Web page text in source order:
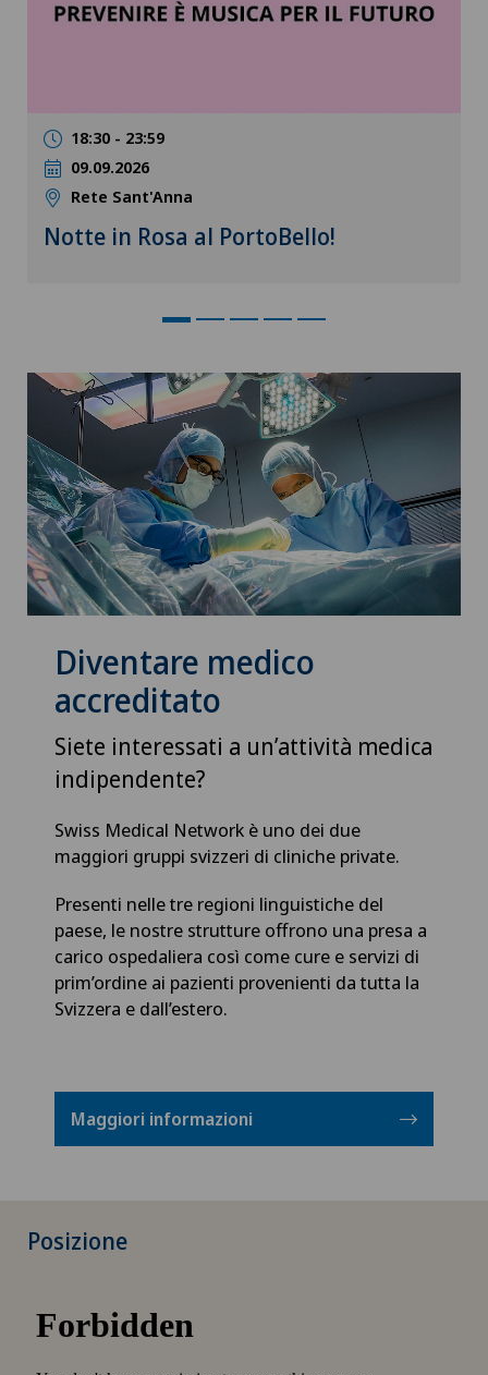
18:30 - 23:59
09.09.2026
Rete Sant'Anna
Notte in Rosa al PortoBello!
Diventare medico
accreditato
Siete interessati a un’attività medica
indipendente?
Swiss Medical Network è uno dei due
maggiori gruppi svizzeri di cliniche private.
Presenti nelle tre regioni linguistiche del
paese, le nostre strutture offrono una presa a
carico ospedaliera così come cure e servizi di
prim’ordine ai pazienti provenienti da tutta la
Svizzera e dall’estero.
Maggiori informazioni
Posizione